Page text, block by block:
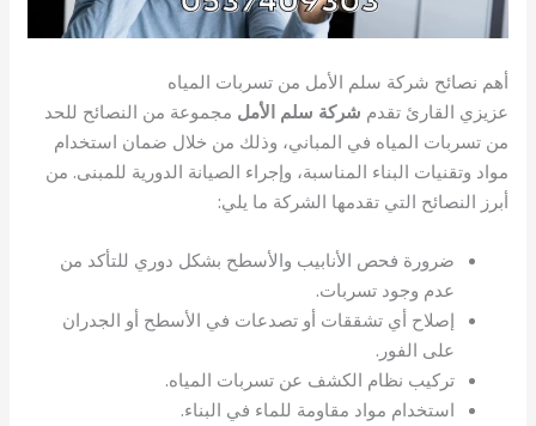
أهم نصائح شركة سلم الأمل من تسربات المياه
عزيزي القارئ تقدم شركة سلم الأمل مجموعة من النصائح للحد
من تسربات المياه في المباني، وذلك من خلال ضمان استخدام
مواد وتقنيات البناء المناسبة، وإجراء الصيانة الدورية للمبنى. من
أبرز النصائح التي تقدمها الشركة ما يلي:
ضرورة فحص الأنابيب والأسطح بشكل دوري للتأكد من
عدم وجود تسربات.
إصلاح أي تشققات أو تصدعات في الأسطح أو الجدران
على الفور.
تركيب نظام الكشف عن تسربات المياه.
استخدام مواد مقاومة للماء في البناء.